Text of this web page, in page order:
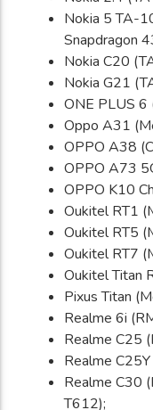
Nokia 5 TA-
Snapdragon
Nokia C20
Nokia G21
ONE PLUS 6
Oppo A31
OPPO A38
OPPO A73
OPPO K10
Oukitel RT1
Oukitel RT5
Oukitel RT7
Oukitel Titan
Pixus Titan
Realme 6i
Realme C25
Realme
Realme C30
T612);